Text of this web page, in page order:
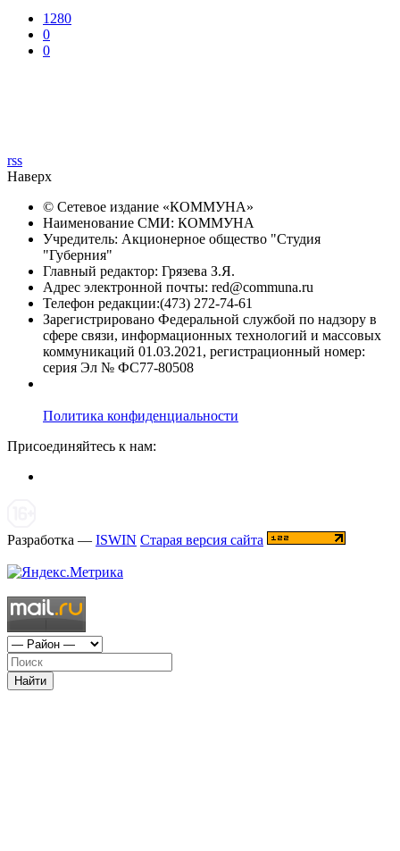
1280
0
0
rss
Наверх
© Сетевое издание «КОММУНА»
Наименование СМИ: КОММУНА
Учредитель: Акционерное общество "Студия
"Губерния"
Главный редактор: Грязева З.Я.
Адрес электронной почты: red@communa.ru
Телефон редакции:(473) 272-74-61
Зарегистрировано Федеральной службой по надзору в
сфере связи, информационных технологий и массовых
коммуникаций 01.03.2021, регистрационный номер:
серия Эл № ФС77-80508
Политика конфиденциальности
Присоединяйтесь к нам:
Разработка — ISWIN Старая версия сайта
Найти